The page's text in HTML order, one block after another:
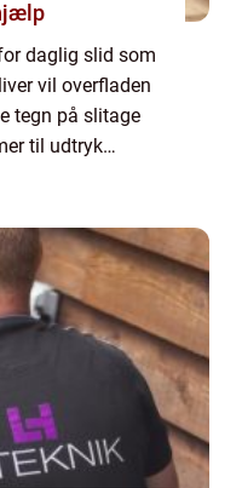
daglig slid som
vil overfladen
tegn på slitage
til udtryk